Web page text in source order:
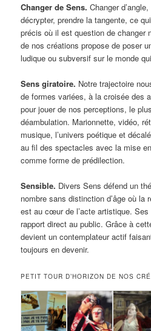
Changer de Sens.Changer
décrypter, prendre la tangente, ce
précis où il est question de changer
de nos créations propose de poser
ludique ou subversif sur le monde
Sensgiratoire. Notre trajectoire
de formes variées, à la croisée des
pour jouer de nos perceptions, le
déambulation. Marionnette, vidéo,
musique, l’univers poétique et
au fil des spectacles avec la mise
comme forme de prédilection.
Sensible. Divers Sens défend un
nombre sans distinction d’âge où la
est au cœur de l’acte artistique.
rapport direct au public. Grâce à
devient un contemplateur actif
toujours en devenir.
PETIT TOUR D’HORIZON DE NOS